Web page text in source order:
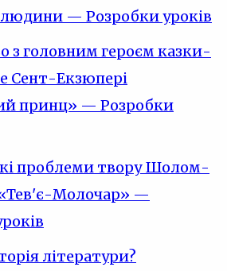
— Розробки уроків
з головним героєм казки-
Сент-Екзюпері
принц» — Розробки
проблеми твору Шолом-
Молочар» —
літератури?